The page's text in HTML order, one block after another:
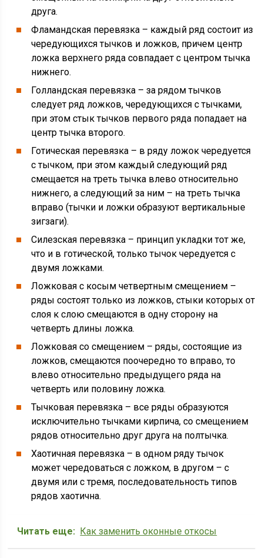
друга.
Фламандская перевязка – каждый ряд состоит из
чередующихся тычков и ложков, причем центр
ложка верхнего ряда совпадает с центром тычка
нижнего.
Голландская перевязка – за рядом тычков
следует ряд ложков, чередующихся с тычками,
при этом стык тычков первого ряда попадает на
центр тычка второго.
Готическая перевязка – в ряду ложок чередуется
с тычком, при этом каждый следующий ряд
смещается на треть тычка влево относительно
нижнего, а следующий за ним – на треть тычка
вправо (тычки и ложки образуют вертикальные
зигзаги).
Силезская перевязка – принцип укладки тот же,
что и в готической, только тычок чередуется с
двумя ложками.
Ложковая с косым четвертным смещением –
ряды состоят только из ложков, стыки которых от
слоя к слою смещаются в одну сторону на
четверть длины ложка.
Ложковая со смещением – ряды, состоящие из
ложков, смещаются поочередно то вправо, то
влево относительно предыдущего ряда на
четверть или половину ложка.
Тычковая перевязка – все ряды образуются
исключительно тычками кирпича, со смещением
рядов относительно друг друга на полтычка.
Хаотичная перевязка – в одном ряду тычок
может чередоваться с ложком, в другом – с
двумя или с тремя, последовательность типов
рядов хаотична.
Читать еще: Как заменить оконные откосы